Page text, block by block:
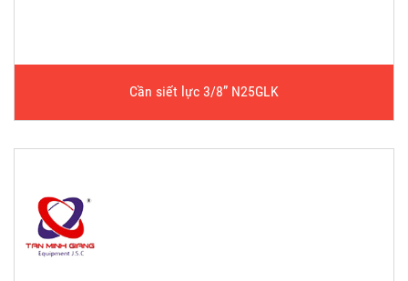
Cần siết lực 3/8” N25GLK